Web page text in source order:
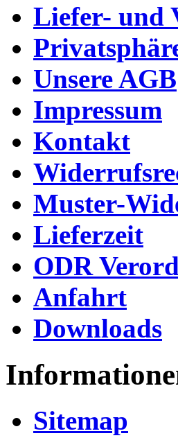
Liefer- und
Unsere AGB
Impressum
Kontakt
Muster-
Lieferzeit
ODR
Anfahrt
Downloads
Sitemap